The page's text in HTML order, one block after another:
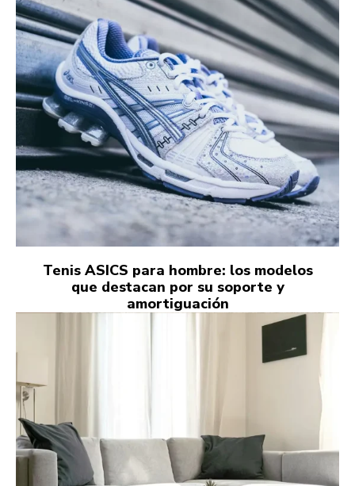
Tenis ASICS para hombre: los modelos
que destacan por su soporte y
amortiguación